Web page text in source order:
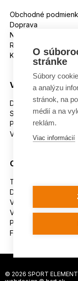
Obchodné
Doprava
Nakupujeme na
Reklamácie
Kontakt
Všetko o nákupe
Dostupnosť tovaru
Spracovanie
Platba
Výmena a vrátenie
Ostatné
Tabuľka veľkostí
Doporučená dĺžka lyží
Vypaľovanie papúč
Veľkosti skeletu
Platforma na
Formulár na
© 2026 SPORT
O
stránke
Súbory
a analýzu
stránok, na
médií a na
reklám.
Viac informácií